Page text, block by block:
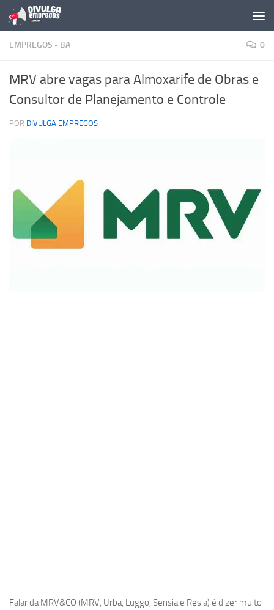
Skip to content
EMPREGOS - BA 0
MRV abre vagas para Almoxarife de Obras e
Consultor de Planejamento e Controle
POR DIVULGA EMPREGOS
Falar da MRV&CO (MRV, Urba, Luggo, Sensia e Resia) é dizer muito